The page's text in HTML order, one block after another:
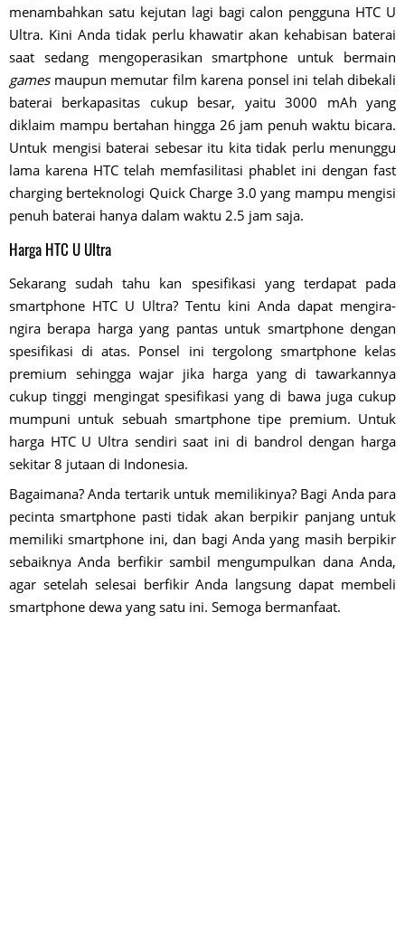
menambahkan satu kejutan lagi bagi calon pengguna HTC U
Ultra. Kini Anda tidak perlu khawatir akan kehabisan baterai
saat sedang mengoperasikan smartphone untuk bermain
gamesmaupun memutar film karena ponsel ini telah dibekali
baterai berkapasitas cukup besar, yaitu 3000 mAh yang
diklaim mampu bertahan hingga 26 jam penuh waktu bicara.
Untuk mengisi baterai sebesar itu kita tidak perlu menunggu
lama karena HTC telah memfasilitasi phablet ini dengan fast
charging berteknologi Quick Charge 3.0 yang mampu mengisi
penuh baterai hanya dalam waktu 2.5 jam saja.
Harga HTC U Ultra
Sekarang sudah tahu kan spesifikasi yang terdapat pada
smartphone HTC U Ultra? Tentu kini Anda dapat mengira-
ngira berapa harga yang pantas untuk smartphone dengan
spesifikasi di atas. Ponsel ini tergolong smartphone kelas
premium sehingga wajar jika harga yang di tawarkannya
cukup tinggi mengingat spesifikasi yang di bawa juga cukup
mumpuni untuk sebuah smartphone tipe premium. Untuk
harga HTC U Ultra sendiri saat ini di bandrol dengan harga
sekitar 8 jutaan di Indonesia.
Bagaimana? Anda tertarik untuk memilikinya? Bagi Anda para
pecinta smartphone pasti tidak akan berpikir panjang untuk
memiliki smartphone ini, dan bagi Anda yang masih berpikir
sebaiknya Anda berfikir sambil mengumpulkan dana Anda,
agar setelah selesai berfikir Anda langsung dapat membeli
smartphone dewa yang satu ini. Semoga bermanfaat.